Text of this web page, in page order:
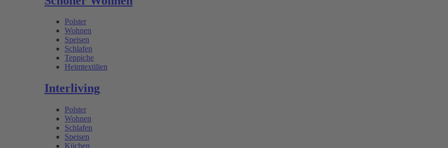
Polster
Wohnen
Speisen
Schlafen
Teppiche
Heimtextilien
Interliving
Polster
Wohnen
Schlafen
Speisen
Küchen